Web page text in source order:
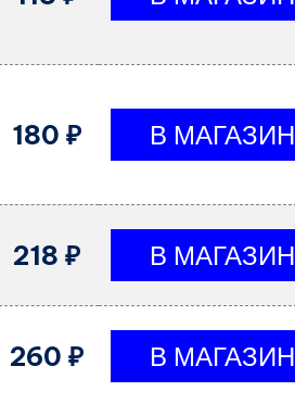
180 ₽
218 ₽
260 ₽